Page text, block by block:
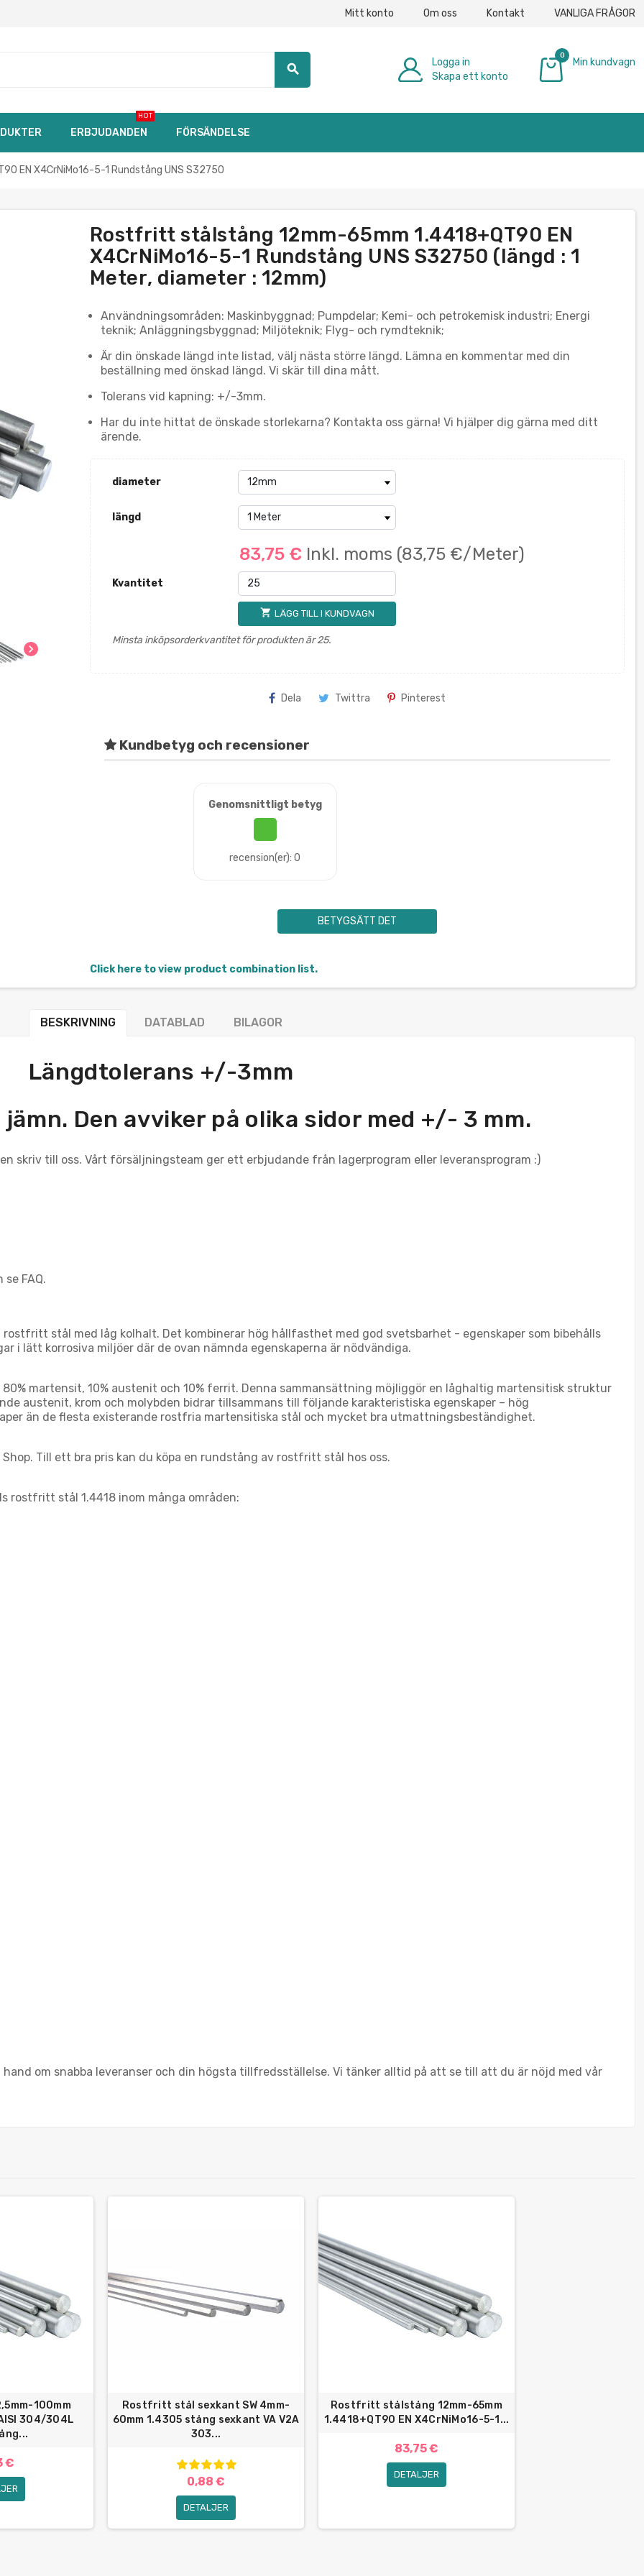
Mitt konto Om oss Kontakt VANLIGA FRÅGOR
search
Logga in
Skapa ett konto
0
Min kundvagn
ERBJUDANDEN
HOT
FÖRSÄNDELSE
EN X4CrNiMo16-5-1 Rundstång UNS S32750
chevron_right
Rostfritt stålstång 12mm-65mm 1.4418+QT90 EN
X4CrNiMo16-5-1 Rundstång UNS S32750 (längd : 1
Meter, diameter : 12mm)
Användningsområden: Maskinbyggnad; Pumpdelar; Kemi- och petrokemisk industri; Energi
teknik; Anläggningsbyggnad; Miljöteknik; Flyg- och rymdteknik;
Är din önskade längd inte listad, välj nästa större längd. Lämna en kommentar med din
beställning med önskad längd. Vi skär till dina mått.
Tolerans vid kapning: +/-3mm.
Har du inte hittat de önskade storlekarna? Kontakta oss gärna! Vi hjälper dig gärna med ditt
ärende.
diameter
längd
83,75 € Inkl. moms (83,75 €/Meter)
Kvantitet
shopping_cart LÄGG TILL I KUNDVAGN
Minsta inköpsorderkvantitet för produkten är 25.
Dela Twittra Pinterest
Kundbetyg och recensioner
Genomsnittligt betyg
recension(er): 0
BETYGSÄTT DET
Click here to view product combination list.
BESKRIVNING DATABLAD BILAGOR
Längdtolerans +/-3mm
Den avviker på olika sidor med +/- 3 mm.
skriv till oss. Vårt försäljningsteam ger ett erbjudande från lagerprogram eller leveransprogram :)
FAQ.
stål med låg kolhalt. Det kombinerar hög hållfasthet med god svetsbarhet - egenskaper som bibehålls
i lätt korrosiva miljöer där de ovan nämnda egenskaperna är nödvändiga.
martensit, 10% austenit och 10% ferrit. Denna sammansättning möjliggör en låghaltig martensitisk struktur
austenit, krom och molybden bidrar tillsammans till följande karakteristiska egenskaper – hög
än de flesta existerande rostfria martensitiska stål och mycket bra utmattningsbeständighet.
Till ett bra pris kan du köpa en rundstång av rostfritt stål hos oss.
rostfritt stål 1.4418 inom många områden:
om snabba leveranser och din högsta tillfredsställelse. Vi tänker alltid på att se till att du är nöjd med vår
100mm
304/304L
€
Rostfritt stål sexkant SW 4mm-
60mm 1.4305 stång sexkant VA V2A
303...
0,88 €
DETALJER
Rostfritt stålstång 12mm-65mm
1.4418+QT90 EN X4CrNiMo16-5-1...
83,75 €
DETALJER